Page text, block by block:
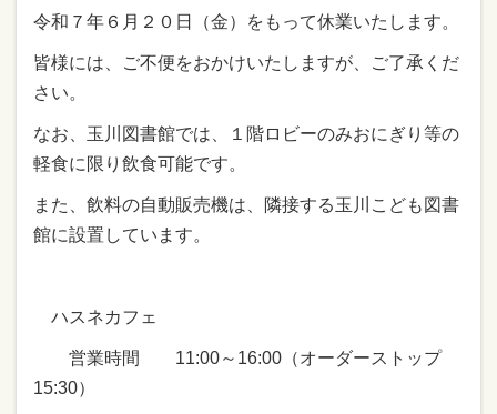
令和７年６月２０日（金）をもって休業いたします。
皆様には、ご不便をおかけいたしますが、ご了承くだ
さい。
なお、玉川図書館では、１階ロビーのみおにぎり等の
軽食に限り飲食可能です。
また、飲料の自動販売機は、隣接する玉川こども図書
館に設置しています。
ハスネカフェ
営業時間 11:00～16:00（オーダーストップ
15:30）